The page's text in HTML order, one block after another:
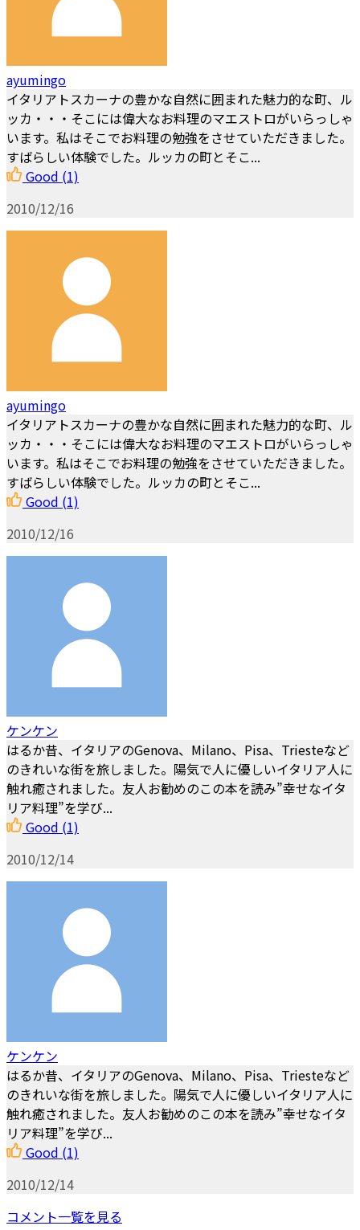
ayumingo
イタリアトスカーナの豊かな自然に囲まれた魅力的な町、ル
ッカ・・・そこには偉大なお料理のマエストロがいらっしゃ
います。私はそこでお料理の勉強をさせていただきました。
すばらしい体験でした。ルッカの町とそこ...
Good (1)
2010/12/16
ayumingo
イタリアトスカーナの豊かな自然に囲まれた魅力的な町、ル
ッカ・・・そこには偉大なお料理のマエストロがいらっしゃ
います。私はそこでお料理の勉強をさせていただきました。
すばらしい体験でした。ルッカの町とそこ...
Good (1)
2010/12/16
ケンケン
はるか昔、イタリアのGenova、Milano、Pisa、Triesteなど
のきれいな街を旅しました。陽気で人に優しいイタリア人に
触れ癒されました。友人お勧めのこの本を読み”幸せなイタ
リア料理”を学び...
Good (1)
2010/12/14
ケンケン
はるか昔、イタリアのGenova、Milano、Pisa、Triesteなど
のきれいな街を旅しました。陽気で人に優しいイタリア人に
触れ癒されました。友人お勧めのこの本を読み”幸せなイタ
リア料理”を学び...
Good (1)
2010/12/14
コメント一覧を見る